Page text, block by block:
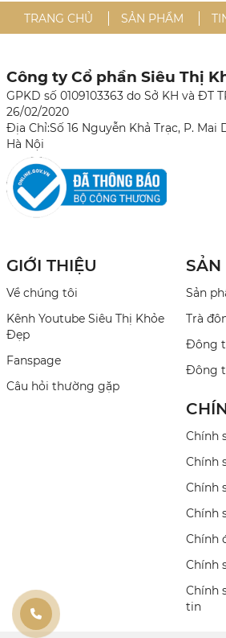
TRANG CHỦ SẢN PHẨM
Công ty Cổ phần Siêu Thị
GPKD số 0109103363 do Sở KH và ĐT
26/02/2020
Địa Chỉ:Số 16 Nguyễn Khả Trạc, P. Mai
Hà Nội
GIỚI THIỆU
Về chúng tôi
Kênh Youtube Siêu Thị Khỏe
Đẹp
Fanspage
Câu hỏi thường gặp
Sản
Trà
Đông
Đông
Chính
Chính
Chính
Chính
Chính
Chính
Chính
tin